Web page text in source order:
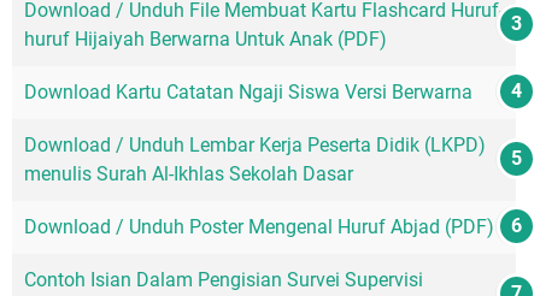
Download / Unduh File Membuat Kartu Flashcard Huruf-
huruf Hijaiyah Berwarna Untuk Anak (PDF)
Download Kartu Catatan Ngaji Siswa Versi Berwarna
Download / Unduh Lembar Kerja Peserta Didik (LKPD)
menulis Surah Al-Ikhlas Sekolah Dasar
Download / Unduh Poster Mengenal Huruf Abjad (PDF)
Contoh Isian Dalam Pengisian Survei Supervisi